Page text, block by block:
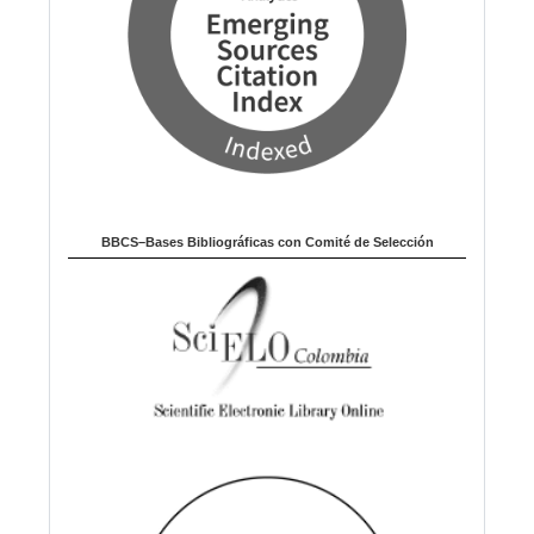
BBCS–Bases Bibliográficas con Comité de Selección